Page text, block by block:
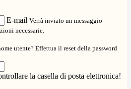
E-mail Verrà inviato un messaggio
necessarie.
utente? Effettua il reset della password
la casella di posta elettronica!